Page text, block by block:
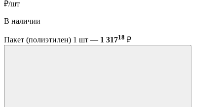
₽/шт
В наличии
Пакет (полиэтилен) 1 шт — 1 31718 ₽